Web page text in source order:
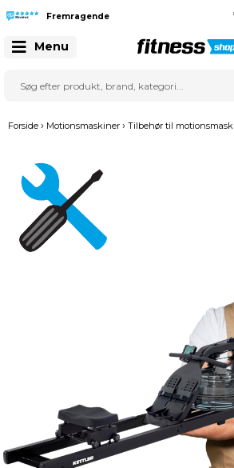
Fremragende
Menu
Forside › Motionsmaskiner › Tilbehør til